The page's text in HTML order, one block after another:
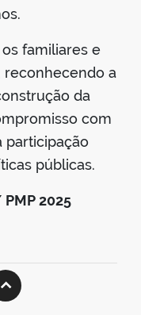
familiares e
reconhecendo a
da
com
participação
públicas.
2025